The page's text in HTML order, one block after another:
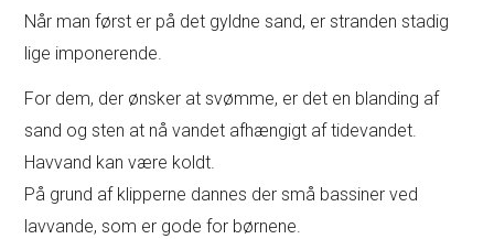
Når man først er på det gyldne sand, er stranden stadig
lige imponerende.
For dem, der ønsker at svømme, er det en blanding af
sand og sten at nå vandet afhængigt af tidevandet.
Havvand kan være koldt.
På grund af klipperne dannes der små bassiner ved
lavvande, som er gode for børnene.